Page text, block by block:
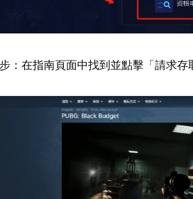
：在指南頁面中找到並點擊「請求